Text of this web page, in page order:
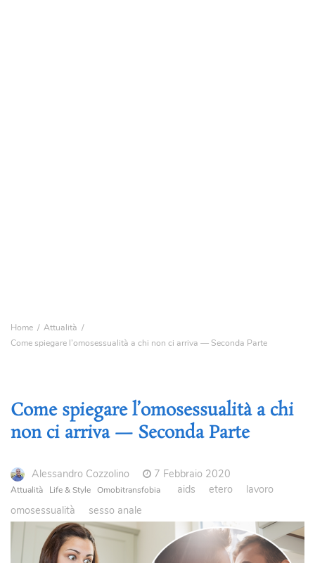
Home
Attualità
Come spiegare l’omosessualità a chi non ci arriva — Seconda Parte
Come spiegare l’omosessualità a chi
non ci arriva — Seconda Parte
Alessandro Cozzolino 7 Febbraio 2020
Attualità Life & Style Omobitransfobia aids etero
lavoro
omosessualità
sesso anale